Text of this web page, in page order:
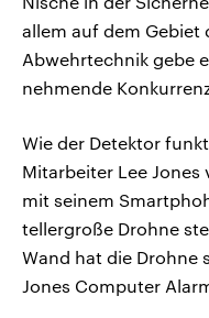
allem auf dem Gebiet
Abwehrtechnik gebe
nehmende
Wie der Detektor
Mitarbeiter Lee Jones
mit seinem
tellergroße Drohne
Wand hat die Drohne
Jones Computer